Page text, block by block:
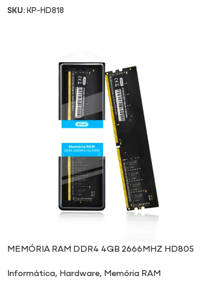
SKU:KP-HD818
MEMÓRIA RAM DDR4 4GB 2666MHZ HD805
Informática, Hardware, Memória RAM